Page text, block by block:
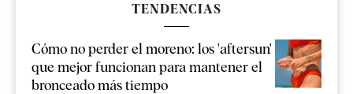
TENDENCIAS
Cómo no perder el moreno: los 'aftersun'
que mejor funcionan para mantener el
bronceado más tiempo